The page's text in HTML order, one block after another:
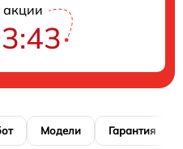
акции
Модели Гарантия